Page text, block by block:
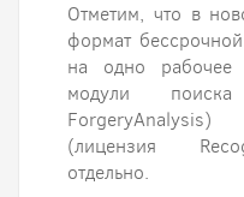
Отметим, что в
формат
на одно рабочее
модули
(лицензия
отдельно.